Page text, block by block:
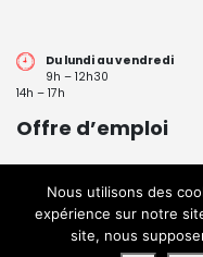
Du lundi au vendredi
9h – 12h30
14h – 17h
Offre d’emploi
>> Consulter nos offres
Francas-de-Haute-
Nous utilisons des
expérience sur notre
site, nous